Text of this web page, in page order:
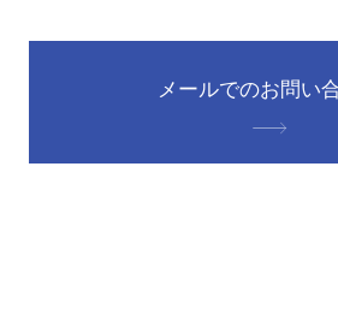
メールでのお問い